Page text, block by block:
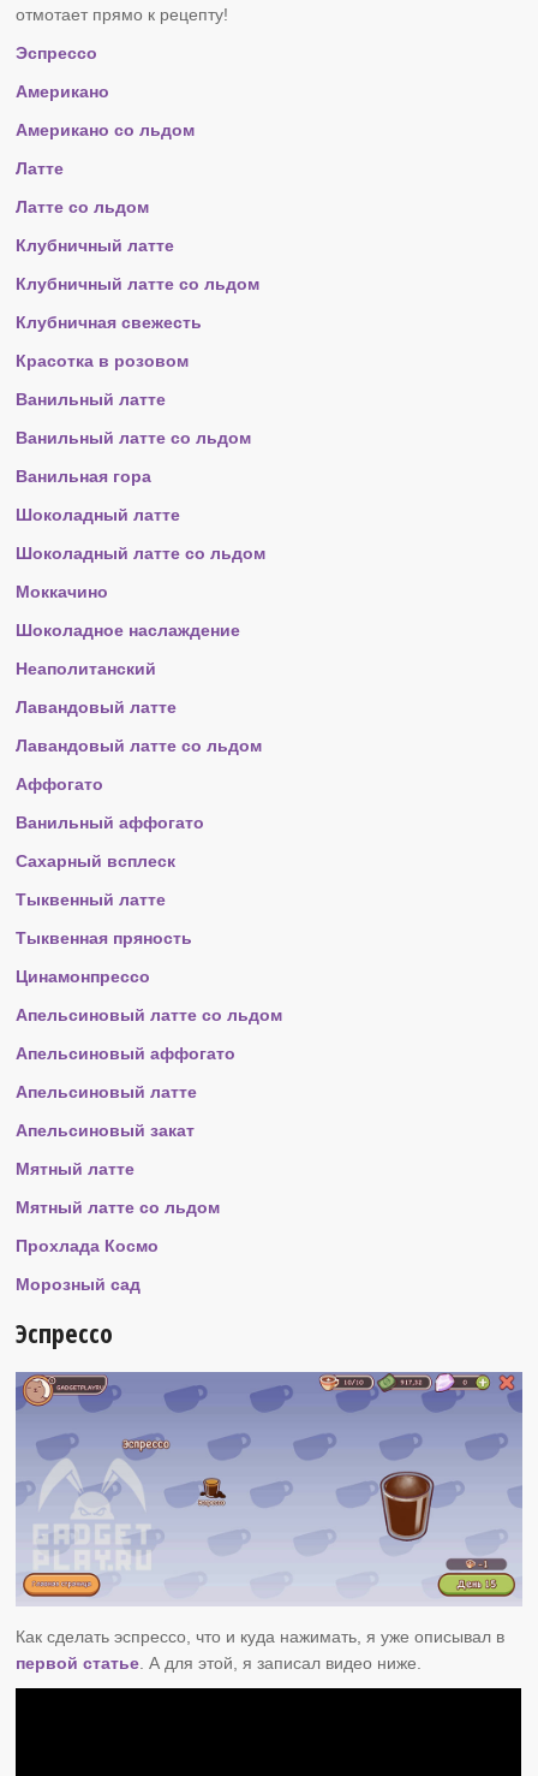
отмотает прямо к рецепту!
Эспрессо
Американо
Американо со льдом
Латте
Латте со льдом
Клубничный латте
Клубничный латте со льдом
Клубничная свежесть
Красотка в розовом
Ванильный латте
Ванильный латте со льдом
Ванильная гора
Шоколадный латте
Шоколадный латте со льдом
Моккачино
Шоколадное наслаждение
Неаполитанский
Лавандовый латте
Лавандовый латте со льдом
Аффогато
Ванильный аффогато
Сахарный всплеск
Тыквенный латте
Тыквенная пряность
Цинамонпрессо
Апельсиновый латте со льдом
Апельсиновый аффогато
Апельсиновый латте
Апельсиновый закат
Мятный латте
Мятный латте со льдом
Прохлада Космо
Морозный сад
Эспрессо
Как сделать эспрессо, что и куда нажимать, я уже описывал в
первой статье . А для этой, я записал видео ниже.